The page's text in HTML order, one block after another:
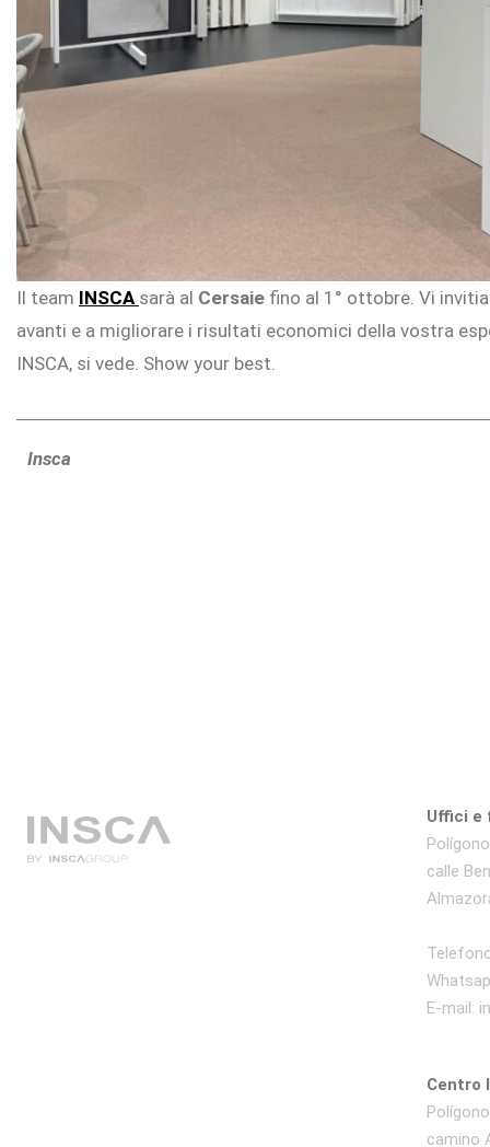
Il team INSCA sarà al Cersaie fino al 1° ottobre. Vi
avanti e a migliorare i risultati economici della vostra
INSCA, si vede. Show your best.
Insca
Uffici e
calle
E-mail:
Centro
camino